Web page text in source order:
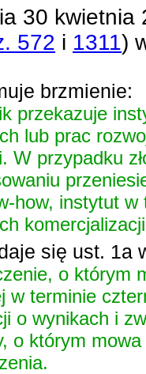
30 kwietnia
572 i 1311)
brzmienie:
przekazuje
lub prac
W przypadku
how, instytut
się ust. 1a
o którym
w terminie
o wynikach i
o którym